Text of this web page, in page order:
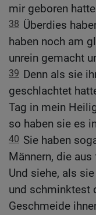
mir geboren
38 Überdies
haben noch am
unrein gemacht
39 Denn als sie
geschlachtet
Tag in mein
so haben sie es
40 Sie haben
Männern, die
Und siehe, als
und schminktest
Geschmeide